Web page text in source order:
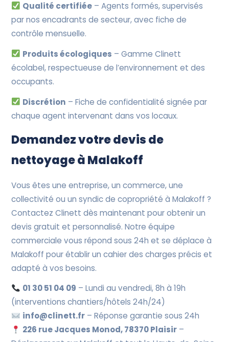
Qualité certifiée– Agents formés, supervisés
par nos encadrants de secteur, avec fiche de
contrôle mensuelle.
Produits écologiques – Gamme Clinett
écolabel, respectueuse de l’environnement et des
occupants.
Discrétion – Fiche de confidentialité signée par
chaque agent intervenant dans vos locaux.
Demandez votre devis de
nettoyage à Malakoff
Vous êtes une entreprise, un commerce, une
collectivité ou un syndic de copropriété à Malakoff ?
Contactez Clinett dès maintenant pour obtenir un
devis gratuit et personnalisé. Notre équipe
commerciale vous répond sous 24h et se déplace à
Malakoff pour établir un cahier des charges précis et
adapté à vos besoins.
01 30 51 04 09 – Lundi au vendredi, 8h à 19h
(interventions chantiers/hôtels 24h/24)
info@clinett.fr– Réponse garantie sous 24h
226 rue Jacques Monod, 78370 Plaisir–